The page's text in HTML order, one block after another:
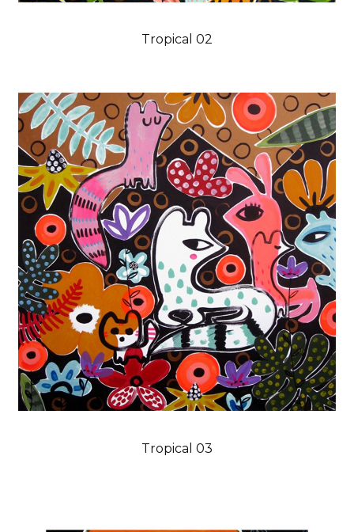
Tropical 02
Tropical 03